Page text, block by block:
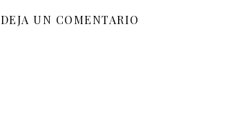
DEJA UN COMENTARIO